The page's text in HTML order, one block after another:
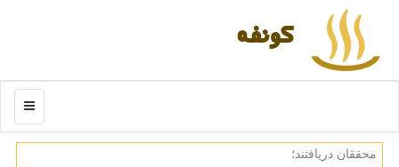
كونفه
منو
محققان دریافتند؛